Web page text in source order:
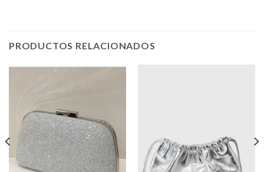
PRODUCTOS RELACIONADOS